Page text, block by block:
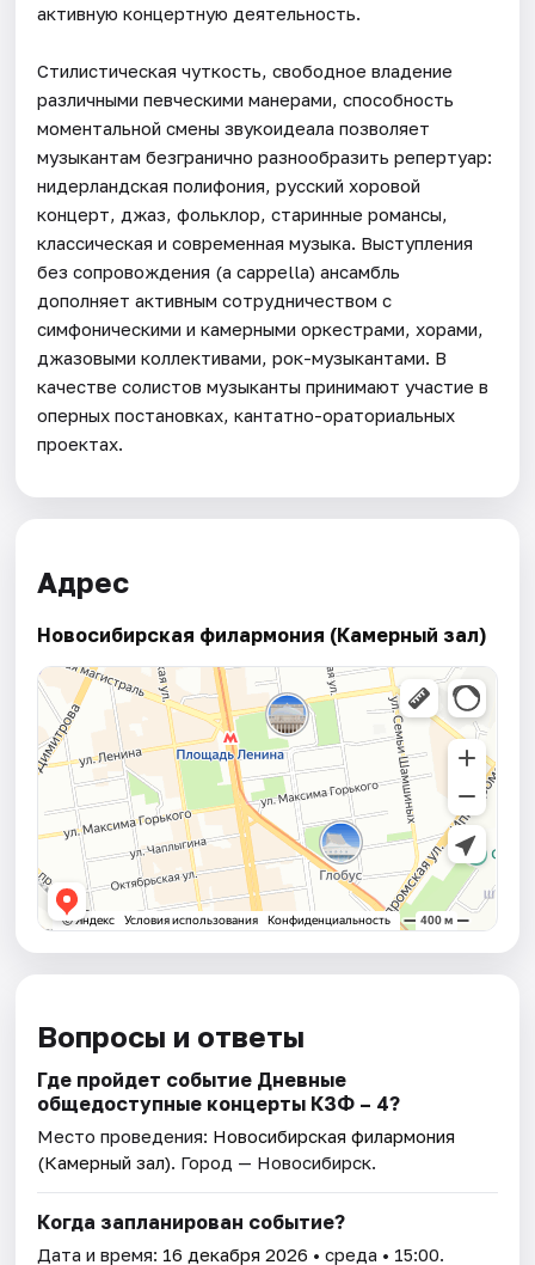
активную концертную деятельность.
Стилистическая чуткость, свободное владение
различными певческими манерами, способность
моментальной смены звукоидеала позволяет
музыкантам безгранично разнообразить репертуар:
нидерландская полифония, русский хоровой
концерт, джаз, фольклор, старинные романсы,
классическая и современная музыка. Выступления
без сопровождения (a cappella) ансамбль
дополняет активным сотрудничеством с
симфоническими и камерными оркестрами, хорами,
джазовыми коллективами, рок-музыкантами. В
качестве солистов музыканты принимают участие в
оперных постановках, кантатно-ораториальных
проектах.
Адрес
Новосибирская филармония (Камерный зал)
Вопросы и ответы
Где пройдет событие Дневные
общедоступные концерты КЗФ – 4?
Место проведения: Новосибирская филармония
(Камерный зал). Город — Новосибирск.
Когда запланирован событие?
Дата и время: 16 декабря 2026 • среда • 15:00.